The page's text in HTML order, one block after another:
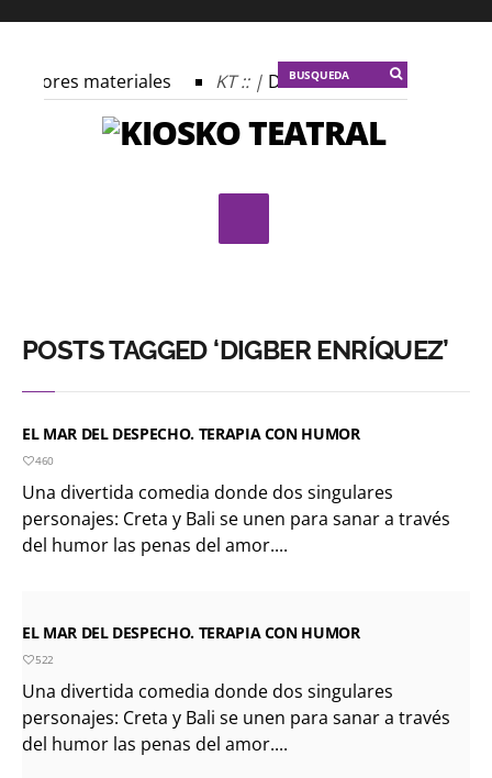
autores materiales KT :: | Dulce tentación
del frailejón
¿Actuar lo contemporáneo? Distopías y sociedad
POSTS TAGGED ‘DIGBER ENRÍQUEZ’
EL MAR DEL DESPECHO. TERAPIA CON HUMOR
460
Una divertida comedia donde dos singulares
personajes: Creta y Bali se unen para sanar a través
del humor las penas del amor....
EL MAR DEL DESPECHO. TERAPIA CON HUMOR
522
Una divertida comedia donde dos singulares
personajes: Creta y Bali se unen para sanar a través
del humor las penas del amor....